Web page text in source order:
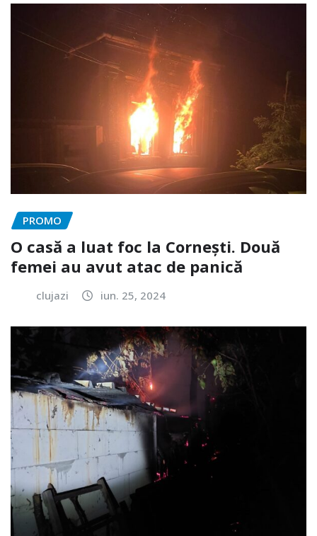
PROMO
O casă a luat foc la Cornești. Două
femei au avut atac de panică
clujazi iun. 25, 2024